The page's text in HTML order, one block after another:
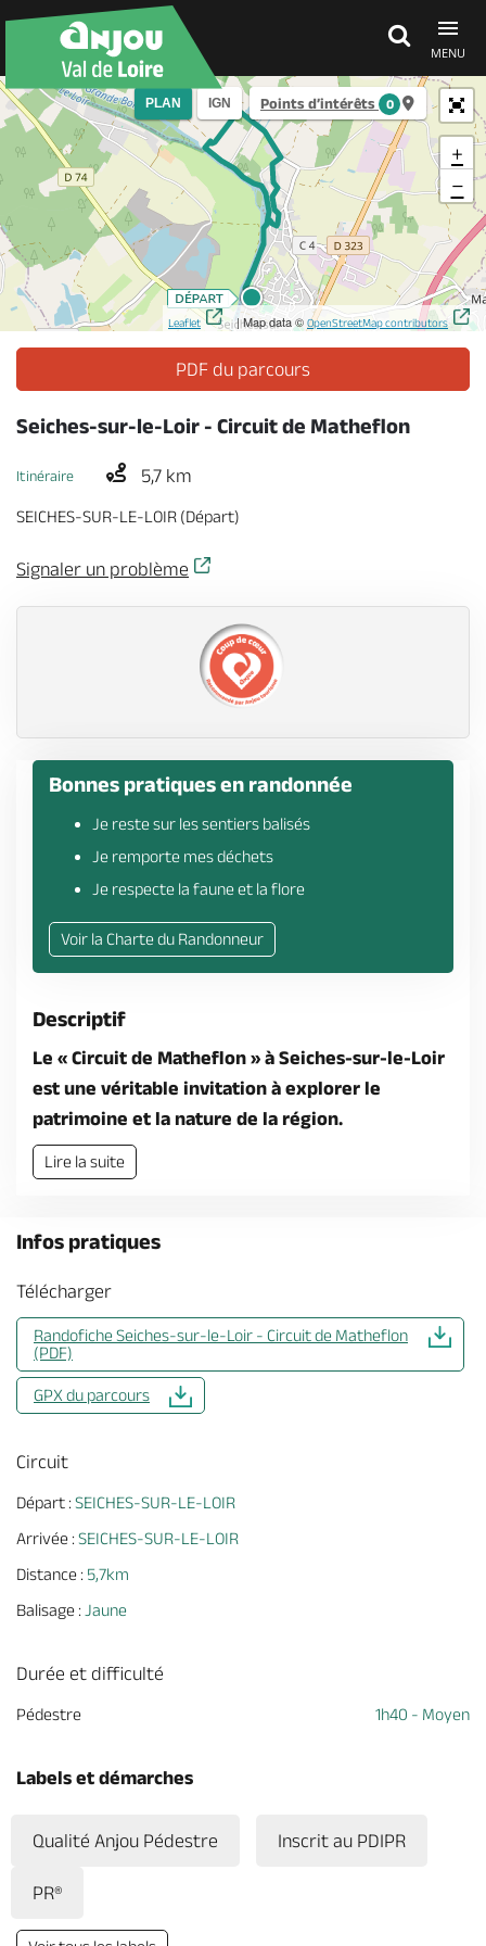
MENU
Découvrir
À voir, à faire
Agenda
Dormir, manger
Séjours, cadeaux
Offices de tourisme Comment venir ?
PLAN IGN Points d’intérêts 0
+
−
Leaflet | Map data © OpenStreetMap contributors
PDF du parcours
Seiches-sur-le-Loir - Circuit de Matheflon
Itinéraire 5,7 km
SEICHES-SUR-LE-LOIR (Départ)
Signaler un problème
Bonnes pratiques en randonnée
Je reste sur les sentiers balisés
Je remporte mes déchets
Je respecte la faune et la flore
Voir la Charte du Randonneur
Descriptif
Le « Circuit de Matheflon » à Seiches-sur-le-Loir
est une véritable invitation à explorer le
patrimoine et la nature de la région.
Lire la suite
Infos pratiques
Télécharger
Randofiche Seiches-sur-le-Loir - Circuit de Matheflon
(PDF)
GPX du parcours
Circuit
Départ :SEICHES-SUR-LE-LOIR
Arrivée :SEICHES-SUR-LE-LOIR
Distance : 5,7km
Balisage : Jaune
Durée et difficulté
Pédestre 1h40 - Moyen
Labels et démarches
Qualité Anjou Pédestre Inscrit au PDIPR
PR®